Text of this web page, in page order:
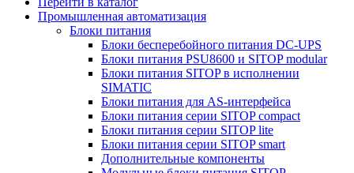
Промышленная автоматизация
Блоки питания
Блоки бесперебойного питания DC-UPS
Блоки питания PSU8600 и SITOP modular
Блоки питания SITOP в исполнении
SIMATIC
Блоки питания для AS-интерфейса
Блоки питания серии SITOP compact
Блоки питания серии SITOP lite
Блоки питания серии SITOP smart
Дополнительные компоненты